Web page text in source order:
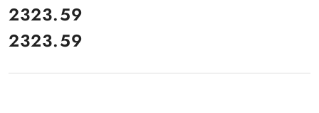
cena:
2323.59
Cena:
2323.59